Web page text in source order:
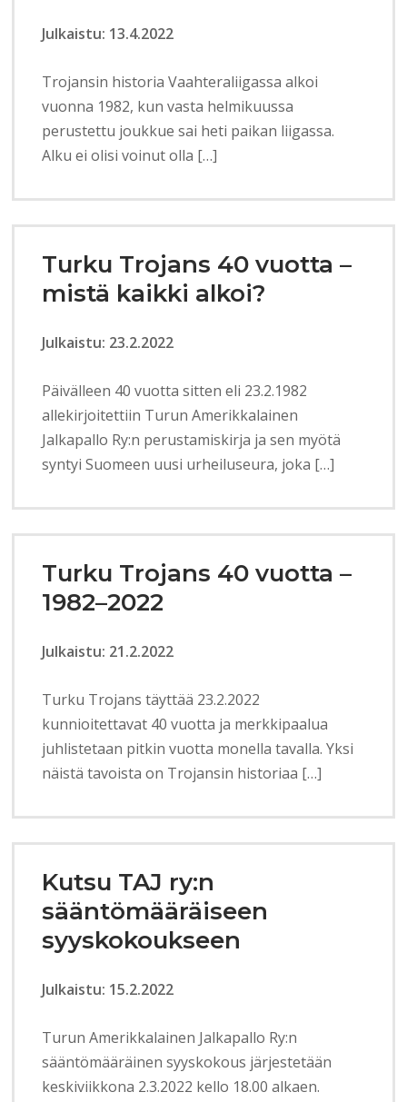
Julkaistu: 13.4.2022
Trojansin historia Vaahteraliigassa alkoi
vuonna 1982, kun vasta helmikuussa
perustettu joukkue sai heti paikan liigassa.
Alku ei olisi voinut olla […]
Turku Trojans 40 vuotta –
mistä kaikki alkoi?
Julkaistu: 23.2.2022
Päivälleen 40 vuotta sitten eli 23.2.1982
allekirjoitettiin Turun Amerikkalainen
Jalkapallo Ry:n perustamiskirja ja sen myötä
syntyi Suomeen uusi urheiluseura, joka […]
Turku Trojans 40 vuotta –
1982–2022
Julkaistu: 21.2.2022
Turku Trojans täyttää 23.2.2022
kunnioitettavat 40 vuotta ja merkkipaalua
juhlistetaan pitkin vuotta monella tavalla. Yksi
näistä tavoista on Trojansin historiaa […]
Kutsu TAJ ry:n
sääntömääräiseen
syyskokoukseen
Julkaistu: 15.2.2022
Turun Amerikkalainen Jalkapallo Ry:n
sääntömääräinen syyskokous järjestetään
keskiviikkona 2.3.2022 kello 18.00 alkaen.